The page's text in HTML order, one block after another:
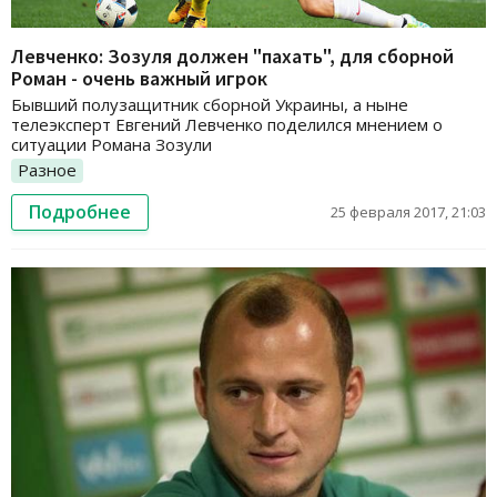
Левченко: Зозуля должен "пахать", для сборной
Роман - очень важный игрок
Бывший полузащитник сборной Украины, а ныне
телеэксперт Евгений Левченко поделился мнением о
ситуации Романа Зозули
Разное
Подробнее 25 февраля 2017, 21:03